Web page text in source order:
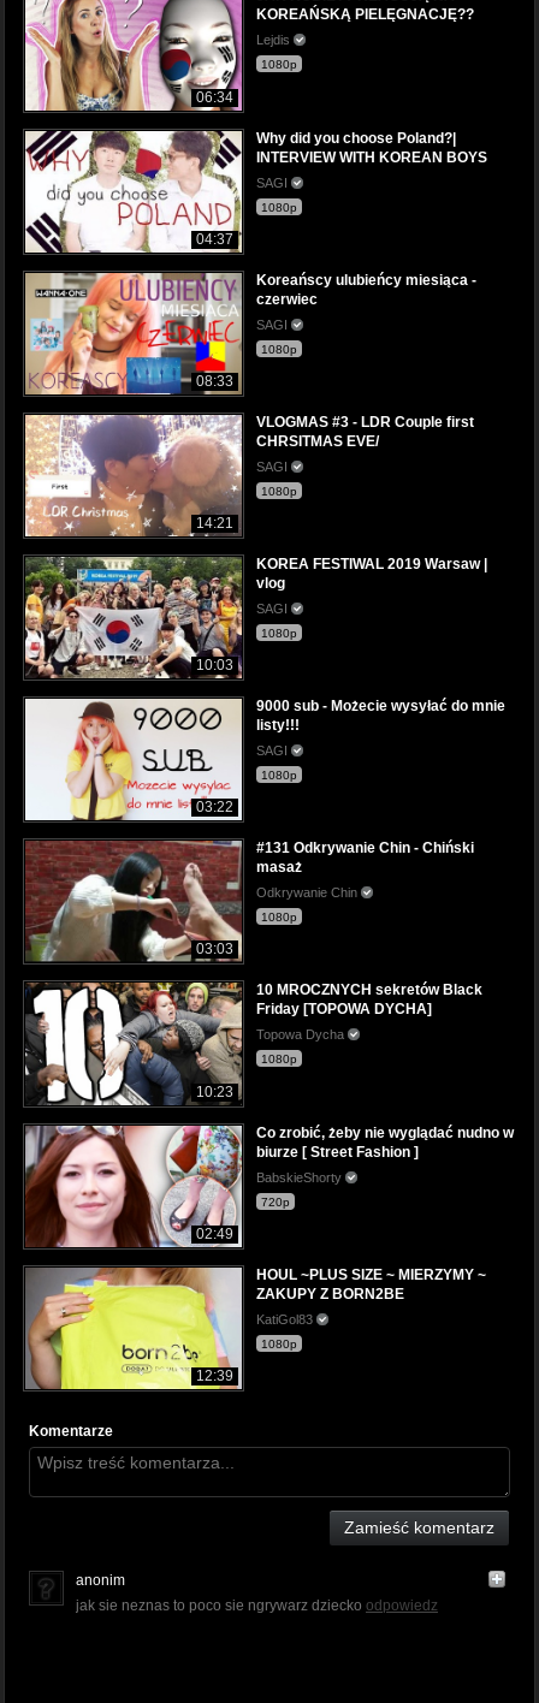
06:34
KOREAŃSKĄ PIELĘGNACJĘ??
Lejdis
1080p
04:37
Why did you choose Poland?|
INTERVIEW WITH KOREAN BOYS
SAGI
1080p
08:33
Koreańscy ulubieńcy miesiąca -
czerwiec
SAGI
1080p
14:21
VLOGMAS #3 - LDR Couple first
CHRSITMAS EVE/
SAGI
1080p
10:03
KOREA FESTIWAL 2019 Warsaw |
vlog
SAGI
1080p
03:22
9000 sub - Możecie wysyłać do mnie
listy!!!
SAGI
1080p
03:03
#131 Odkrywanie Chin - Chiński
masaż
Odkrywanie Chin
1080p
10:23
10 MROCZNYCH sekretów Black
Friday [TOPOWA DYCHA]
Topowa Dycha
1080p
02:49
Co zrobić, żeby nie wyglądać nudno w
biurze [ Street Fashion ]
BabskieShorty
720p
12:39
HOUL ~PLUS SIZE ~ MIERZYMY ~
ZAKUPY Z BORN2BE
KatiGol83
1080p
Komentarze
Zamieść komentarz
anonim
jak sie neznas to poco sie ngrywarz dziecko odpowiedz